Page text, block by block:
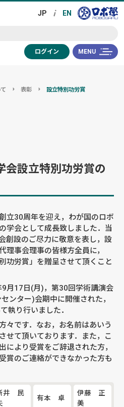
ログイン MENU
表彰 設立特別功労賞
会設立特別功労賞の
立30周年を迎え，わが国のロボ
学会として成長致しました．当
創設のご尽力に敬意を表し，設
理事会理事の皆様方全員に，
功労賞」を贈呈させて頂くこと
月17日(月)，第30回学術講演会
ンター)会期中に開催された，
執り行いました．
々です．なお，お名前はあいう
せて頂いております．また，こ
により受賞をご辞退された方，
賞のご連絡ができなかった方も
井 民
有本 卓
伊藤 正
美